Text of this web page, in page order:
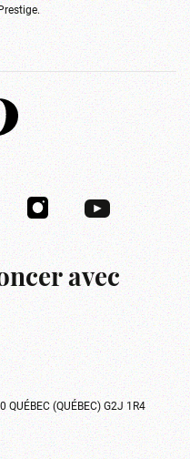
avec
QUÉBEC (QUÉBEC) G2J 1R4